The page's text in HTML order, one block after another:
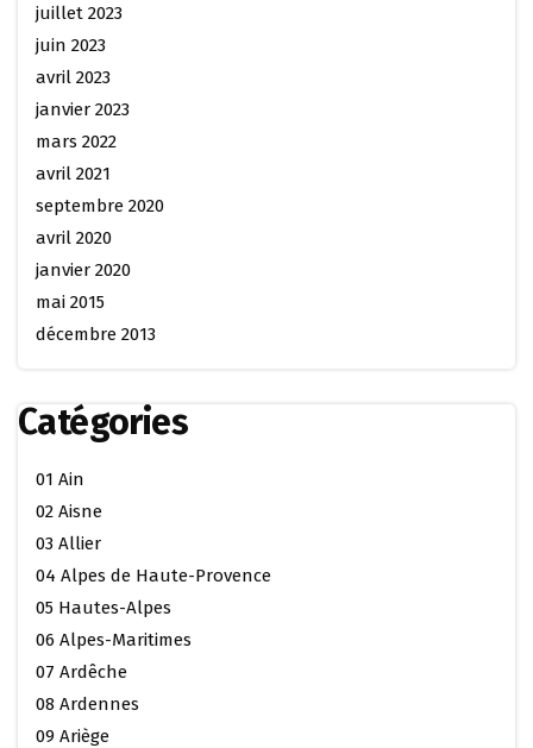
juillet 2023
juin 2023
avril 2023
janvier 2023
mars 2022
avril 2021
septembre 2020
avril 2020
janvier 2020
mai 2015
décembre 2013
Catégories
01 Ain
02 Aisne
03 Allier
04 Alpes de Haute-Provence
05 Hautes-Alpes
06 Alpes-Maritimes
07 Ardêche
08 Ardennes
09 Ariège